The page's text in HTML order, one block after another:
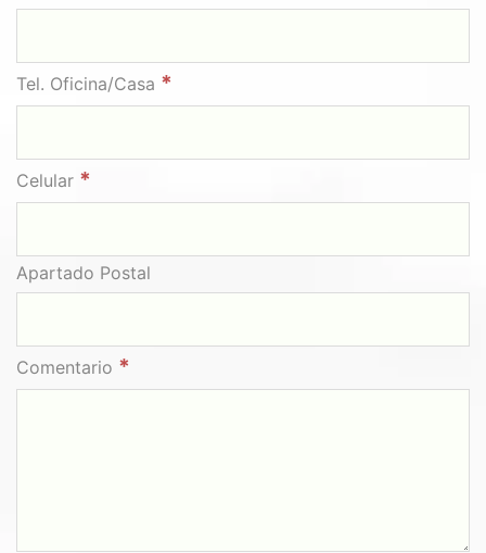
Tel. Oficina/Casa *
Celular *
Apartado Postal
Comentario *